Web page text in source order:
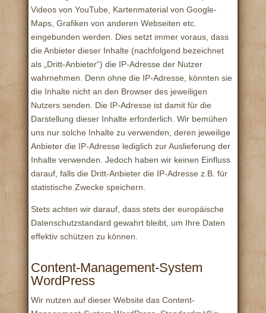
Videos von YouTube, Kartenmaterial von Google-
Maps, Grafiken von anderen Webseiten etc.
eingebunden werden. Dies setzt immer voraus, dass
die Anbieter dieser Inhalte (nachfolgend bezeichnet
als „Dritt-Anbieter“) die IP-Adresse der Nutzer
wahrnehmen. Denn ohne die IP-Adresse, könnten sie
die Inhalte nicht an den Browser des jeweiligen
Nutzers senden. Die IP-Adresse ist damit für die
Darstellung dieser Inhalte erforderlich. Wir bemühen
uns nur solche Inhalte zu verwenden, deren jeweilige
Anbieter die IP-Adresse lediglich zur Auslieferung der
Inhalte verwenden. Jedoch haben wir keinen Einfluss
darauf, falls die Dritt-Anbieter die IP-Adresse z.B. für
statistische Zwecke speichern.
Stets achten wir darauf, dass stets der europäische
Datenschutzstandard gewahrt bleibt, um Ihre Daten
effektiv schützen zu können.
Content-Management-System
WordPress
Wir nutzen auf dieser Website das Content-